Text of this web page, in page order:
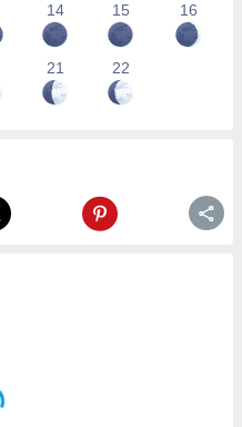
14 15 16
21 22